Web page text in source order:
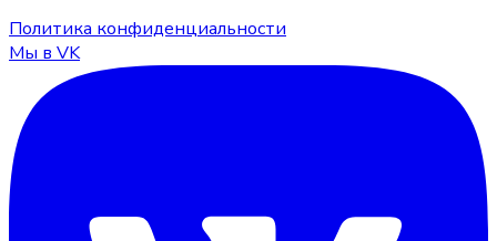
Политика конфиденциальности
Мы в VK